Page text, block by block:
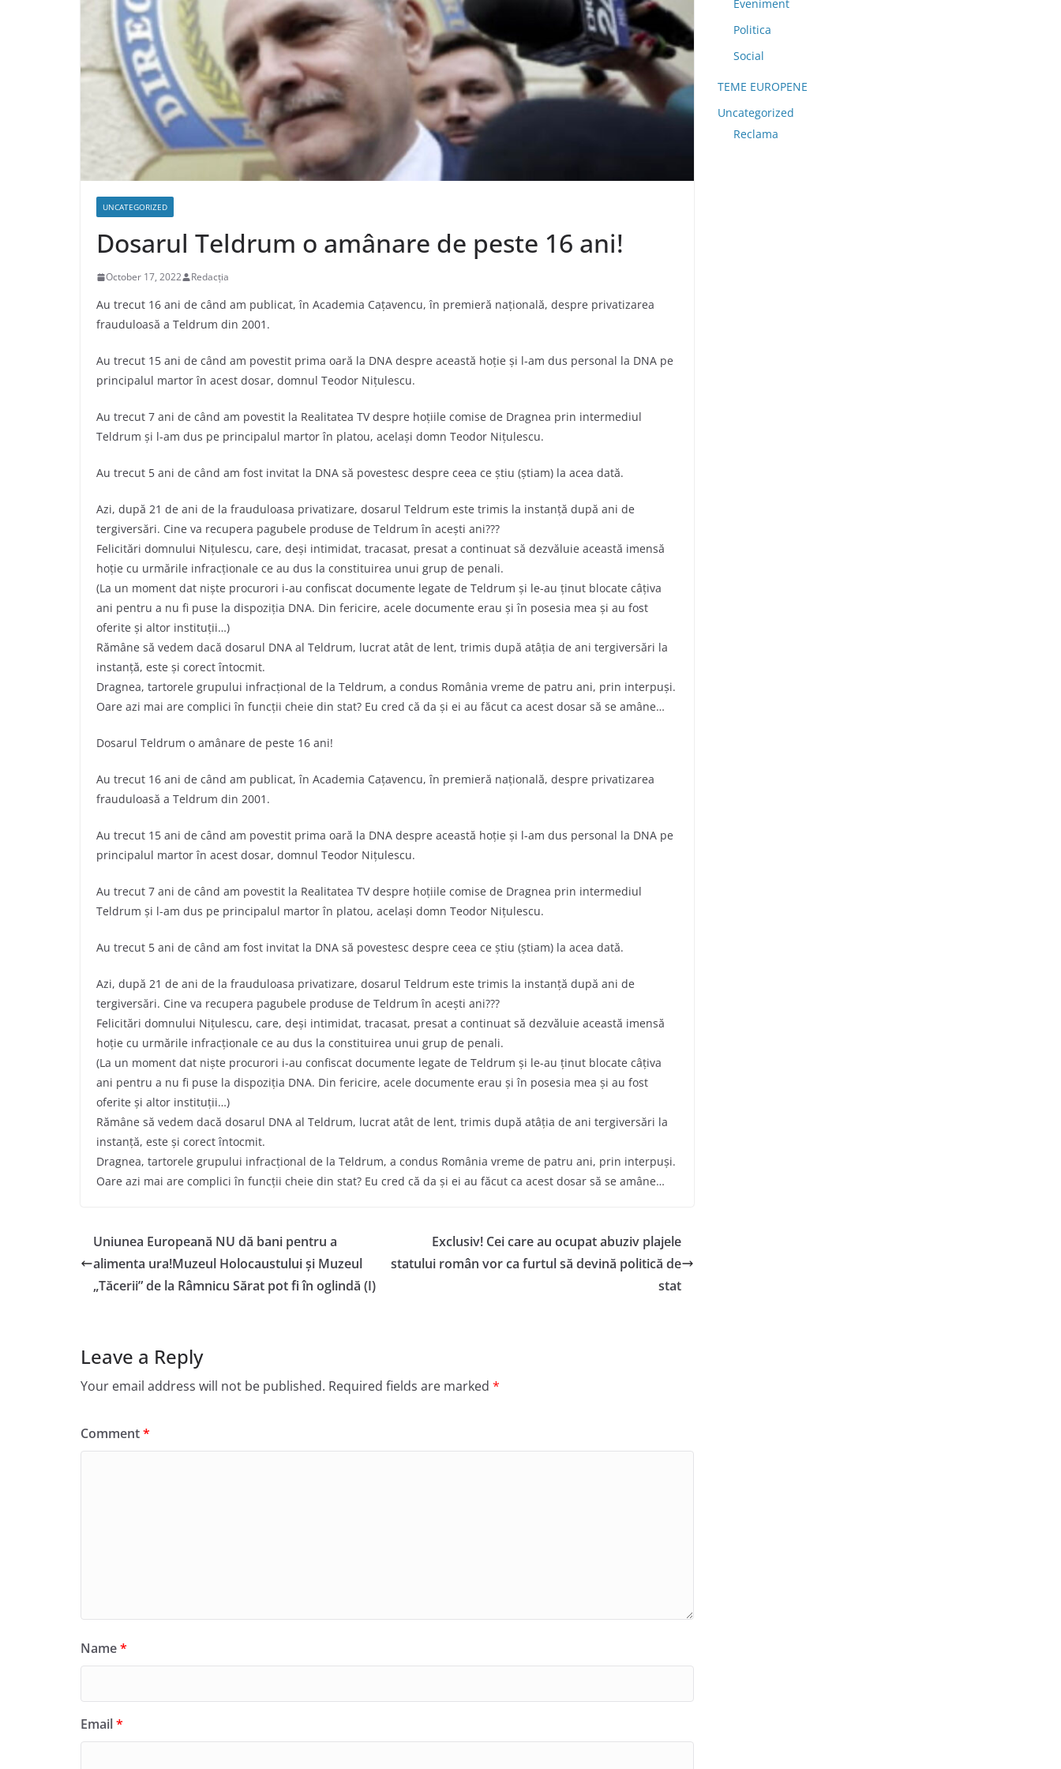
UNCATEGORIZED
Dosarul Teldrum o amânare de peste 16 ani!
October 17, 2022 Redacția
Au trecut 16 ani de când am publicat, în Academia Cațavencu, în premieră națională, despre privatizarea
frauduloasă a Teldrum din 2001.
Au trecut 15 ani de când am povestit prima oară la DNA despre această hoție și l-am dus personal la DNA pe
principalul martor în acest dosar, domnul Teodor Nițulescu.
Au trecut 7 ani de când am povestit la Realitatea TV despre hoțiile comise de Dragnea prin intermediul
Teldrum și l-am dus pe principalul martor în platou, același domn Teodor Nițulescu.
Au trecut 5 ani de când am fost invitat la DNA să povestesc despre ceea ce știu (știam) la acea dată.
Azi, după 21 de ani de la frauduloasa privatizare, dosarul Teldrum este trimis la instanță după ani de
tergiversări. Cine va recupera pagubele produse de Teldrum în acești ani???
Felicitări domnului Nițulescu, care, deși intimidat, tracasat, presat a continuat să dezvăluie această imensă
hoție cu urmările infracționale ce au dus la constituirea unui grup de penali.
(La un moment dat niște procurori i-au confiscat documente legate de Teldrum și le-au ținut blocate câțiva
ani pentru a nu fi puse la dispoziția DNA. Din fericire, acele documente erau și în posesia mea și au fost
oferite și altor instituții…)
Rămâne să vedem dacă dosarul DNA al Teldrum, lucrat atât de lent, trimis după atâția de ani tergiversări la
instanță, este și corect întocmit.
Dragnea, tartorele grupului infracțional de la Teldrum, a condus România vreme de patru ani, prin interpuși.
Oare azi mai are complici în funcții cheie din stat? Eu cred că da și ei au făcut ca acest dosar să se amâne…
Dosarul Teldrum o amânare de peste 16 ani!
Au trecut 16 ani de când am publicat, în Academia Cațavencu, în premieră națională, despre privatizarea
frauduloasă a Teldrum din 2001.
Au trecut 15 ani de când am povestit prima oară la DNA despre această hoție și l-am dus personal la DNA pe
principalul martor în acest dosar, domnul Teodor Nițulescu.
Au trecut 7 ani de când am povestit la Realitatea TV despre hoțiile comise de Dragnea prin intermediul
Teldrum și l-am dus pe principalul martor în platou, același domn Teodor Nițulescu.
Au trecut 5 ani de când am fost invitat la DNA să povestesc despre ceea ce știu (știam) la acea dată.
Azi, după 21 de ani de la frauduloasa privatizare, dosarul Teldrum este trimis la instanță după ani de
tergiversări. Cine va recupera pagubele produse de Teldrum în acești ani???
Felicitări domnului Nițulescu, care, deși intimidat, tracasat, presat a continuat să dezvăluie această imensă
hoție cu urmările infracționale ce au dus la constituirea unui grup de penali.
(La un moment dat niște procurori i-au confiscat documente legate de Teldrum și le-au ținut blocate câțiva
ani pentru a nu fi puse la dispoziția DNA. Din fericire, acele documente erau și în posesia mea și au fost
oferite și altor instituții…)
Rămâne să vedem dacă dosarul DNA al Teldrum, lucrat atât de lent, trimis după atâția de ani tergiversări la
instanță, este și corect întocmit.
Dragnea, tartorele grupului infracțional de la Teldrum, a condus România vreme de patru ani, prin interpuși.
Oare azi mai are complici în funcții cheie din stat? Eu cred că da și ei au făcut ca acest dosar să se amâne…
Uniunea Europeană NU dă bani pentru a
alimenta ura!Muzeul Holocaustului și Muzeul
„Tăcerii” de la Râmnicu Sărat pot fi în oglindă (I)
Exclusiv! Cei care au ocupat abuziv plajele
statului român vor ca furtul să devină politică de
stat
Leave a Reply
Your email address will not be published. Required fields are marked *
Comment*
Name*
Email*
Eveniment
Politica
Social
TEME EUROPENE
Uncategorized
Reclama